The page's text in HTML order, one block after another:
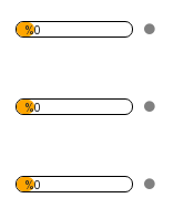
%0
%0
%0